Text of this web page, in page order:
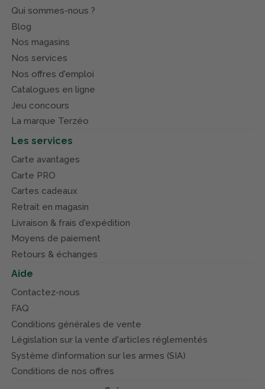
Qui sommes-nous ?
Blog
Nos magasins
Nos services
Nos offres d'emploi
Catalogues en ligne
Jeu concours
La marque Terzéo
Les services
Carte avantages
Carte PRO
Cartes cadeaux
Retrait en magasin
Livraison & frais d'expédition
Moyens de paiement
Retours & échanges
Aide
Contactez-nous
FAQ
Conditions générales de vente
Législation sur la vente d'articles réglementés
Système d’information sur les armes (SIA)
Conditions de nos offres